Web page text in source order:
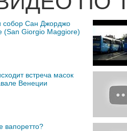
собор Сан Джорджо
(San Giorgio Maggiore)
встреча масок
Венеции
вапоретто?